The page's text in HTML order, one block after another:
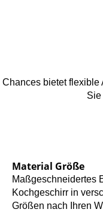
Chances bietet flexible
Sie
Material Größe
Maßgeschneidertes
Kochgeschirr in
Größen nach Ihren